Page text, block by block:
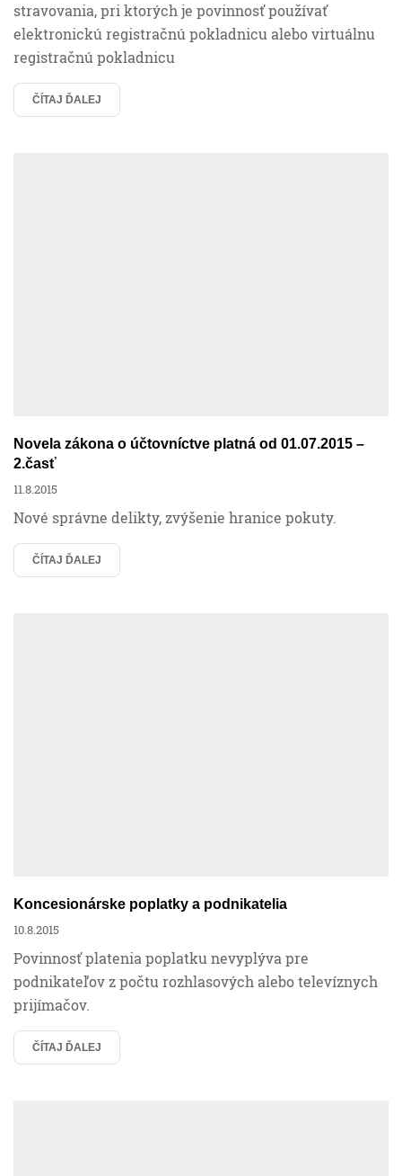
stravovania, pri ktorých je povinnosť používať
elektronickú registračnú pokladnicu alebo virtuálnu
registračnú pokladnicu
ČÍTAJ ĎALEJ
Novela zákona o účtovníctve platná od 01.07.2015 –
2.časť
11.8.2015
Nové správne delikty, zvýšenie hranice pokuty.
ČÍTAJ ĎALEJ
Koncesionárske poplatky a podnikatelia
10.8.2015
Povinnosť platenia poplatku nevyplýva pre
podnikateľov z počtu rozhlasových alebo televíznych
prijímačov.
ČÍTAJ ĎALEJ